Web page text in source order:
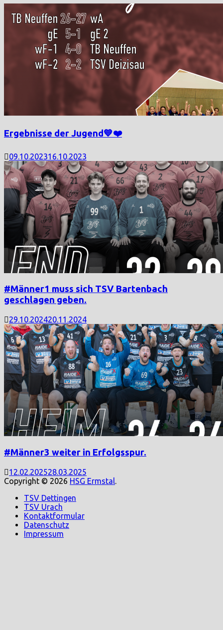
Ergebnisse der Jugend💙❤️
09.10.202316.10.2023
#Männer1 muss sich TSV Bartenbach
geschlagen geben.
29.10.202420.11.2024
#Männer3 weiter in Erfolgsspur.
12.02.202528.03.2025
Copyright © 2026 HSG Ermstal
TSV Dettingen
TSV Urach
Kontaktformular
Datenschutz
Impressum